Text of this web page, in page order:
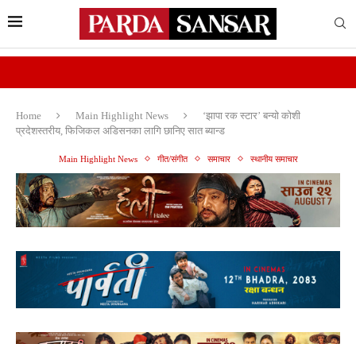
Home Main Highlight News
‘झापा रक स्टार’ बन्यो कोशी
प्रदेशस्तरीय, फिजिकल अडिसनका लागि छानिए सात ब्यान्ड
Main Highlight News गीत/संगीत समाचार स्थानीय समाचार